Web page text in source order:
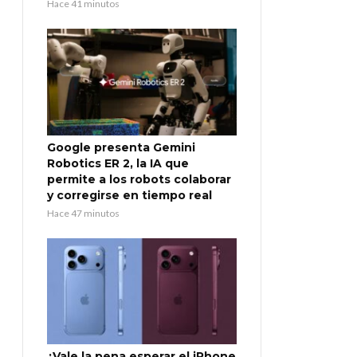
Hace 41 minutos
Google presenta Gemini
Robotics ER 2, la IA que
permite a los robots colaborar
y corregirse en tiempo real
Hace 47 minutos